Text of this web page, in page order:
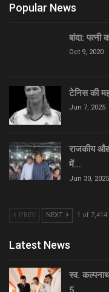
Popular News
बांदा:
Oct 9, 2020
टेनिस की
Jun 7, 2025
राजकीय
में…
Jun 30, 2025
PREV NEXT 1 of 7,414
Latest News
स्व.